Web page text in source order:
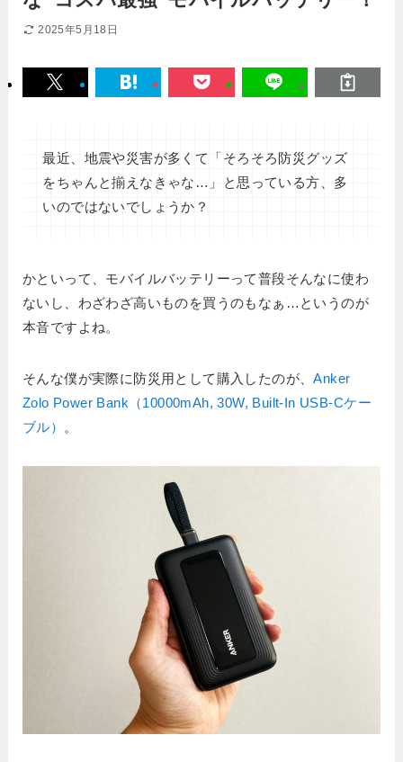
2025年5月18日
最近、地震や災害が多くて「そろそろ防災グッズ
をちゃんと揃えなきゃな…」と思っている方、多
いのではないでしょうか？
かといって、モバイルバッテリーって普段そんなに使わ
ないし、わざわざ高いものを買うのもなぁ…というのが
本音ですよね。
そんな僕が実際に防災用として購入したのが、Anker
Zolo Power Bank（10000mAh, 30W, Built-In USB-Cケー
ブル）
。